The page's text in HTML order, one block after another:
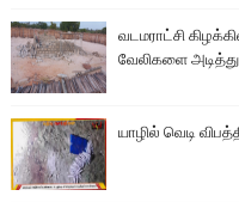
வடமராட்சி
வேலிகளை
யாழில் வெடி